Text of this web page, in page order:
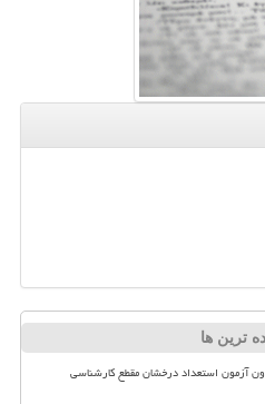
ترین ها
آزمون استعداد درخشان مقطع کارشناسی